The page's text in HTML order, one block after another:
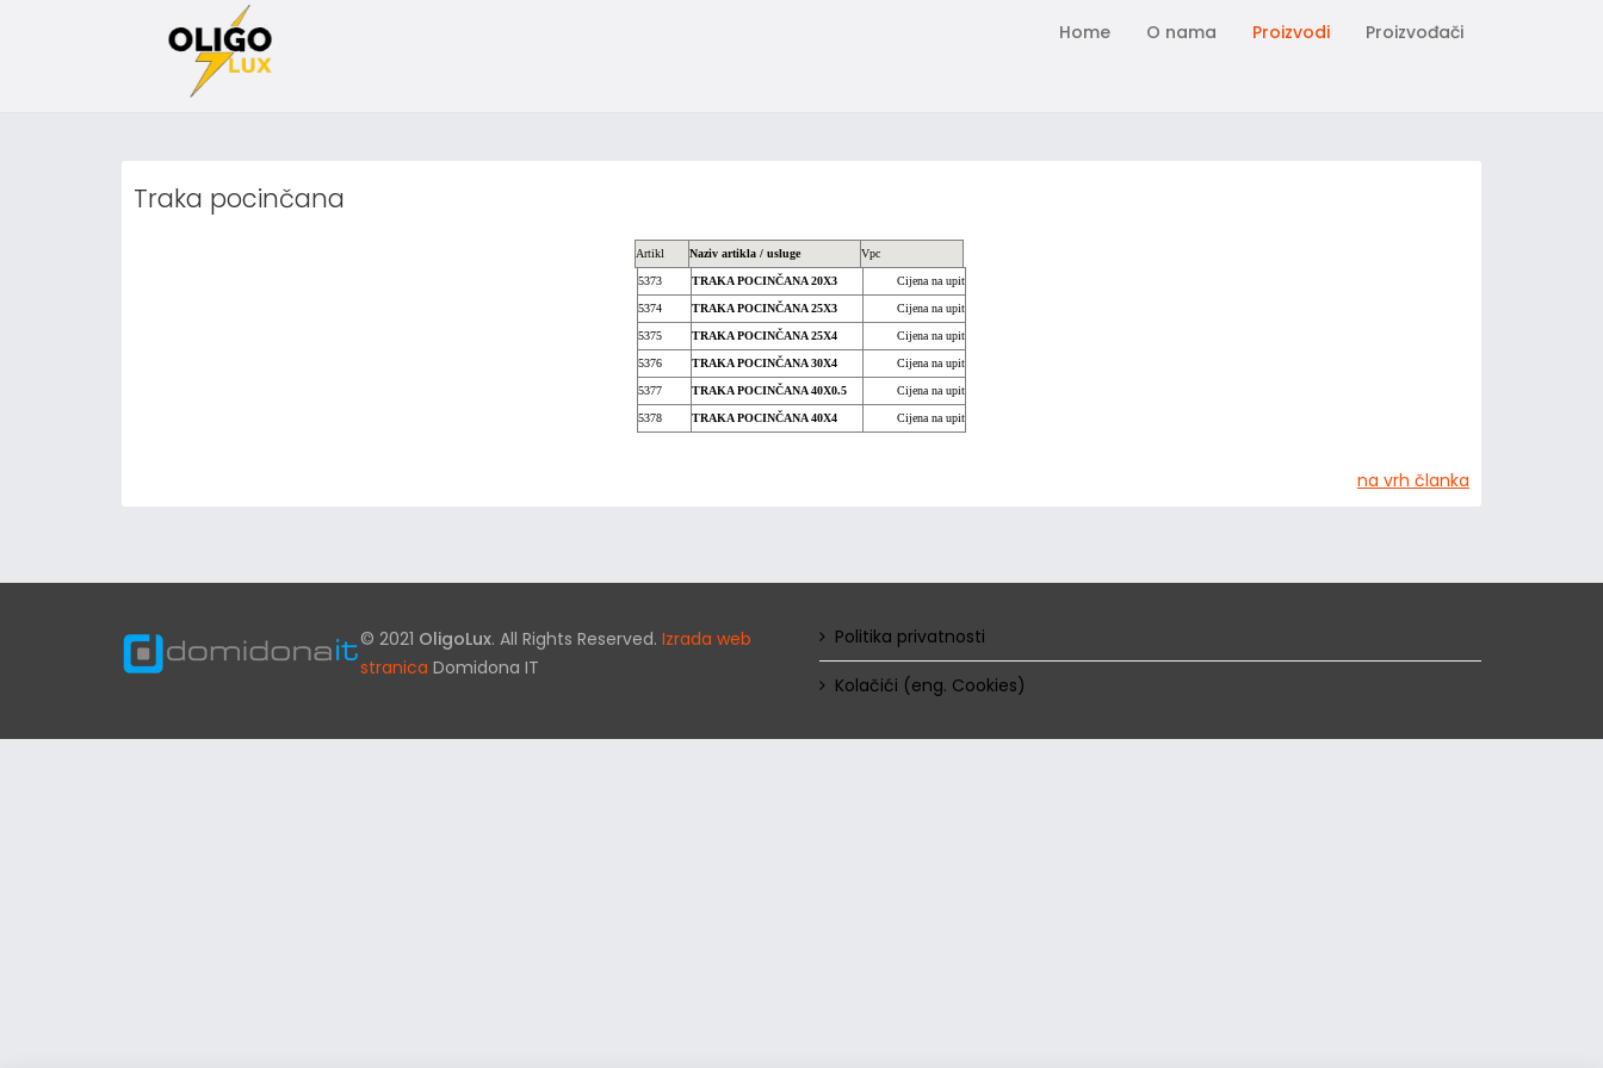
Home O nama Proizvodi Proizvođači
Traka pocinčana
Artikl Naziv artikla / usluge Vpc
5373 TRAKA POCINČANA 20X3 Cijena na upit
5374 TRAKA POCINČANA 25X3 Cijena na upit
5375 TRAKA POCINČANA 25X4 Cijena na upit
5376 TRAKA POCINČANA 30X4 Cijena na upit
5377 TRAKA POCINČANA 40X0.5 Cijena na upit
5378 TRAKA POCINČANA 40X4 Cijena na upit
na vrh članka
© 2021 OligoLux. All Rights Reserved. Izrada web
stranica Domidona IT
Politika privatnosti
Kolačići (eng. Cookies)